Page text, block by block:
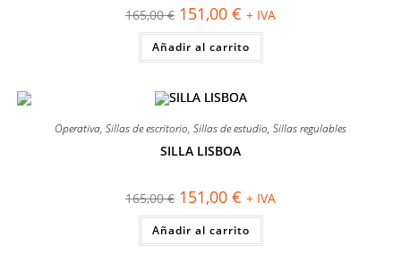
165,00€ El
precio
original
era:
165,00 €.
151,00 € El
precio
actual
es:
151,00 €.
+ IVA
Añadir al carrito
Operativa, Sillas de escritorio, Sillas de estudio, Sillas regulables
SILLA LISBOA
165,00€ El
precio
original
era:
165,00 €.
151,00 € El
precio
actual
es:
151,00 €.
+ IVA
Añadir al carrito